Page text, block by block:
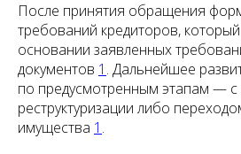
После принятия обращения
требований кредиторов,
основании заявленных
документов 1 . Дальнейшее
по предусмотренным этапам —
реструктуризации либо
имущества 1 .